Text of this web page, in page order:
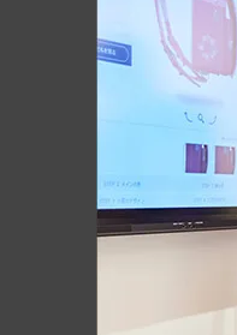
鮮やかな型押
マットな質感
美しい色彩の
ミラク
錠前をあわせ
鍵がかかるワ
下ベルトの金
スライドロッ
【商標登録
こちら